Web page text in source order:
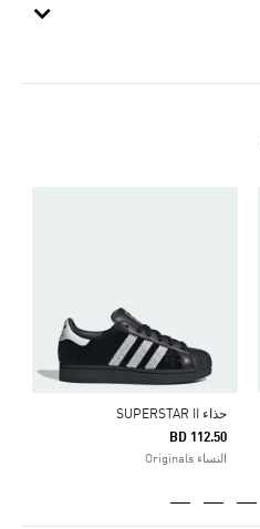
حذاء SUPERSTAR II
BD 112.50
النساء Originals